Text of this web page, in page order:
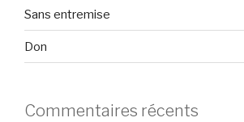
Sans entremise
Don
Commentaires récents